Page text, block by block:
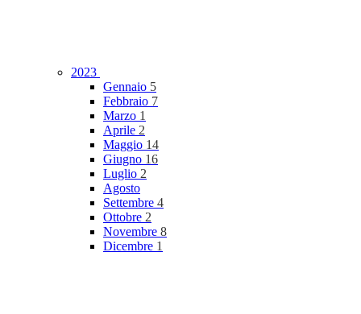
2023
Gennaio 5
Febbraio 7
Marzo 1
Aprile 2
Maggio 14
Giugno 16
Luglio 2
Agosto
Settembre 4
Ottobre 2
Novembre 8
Dicembre 1